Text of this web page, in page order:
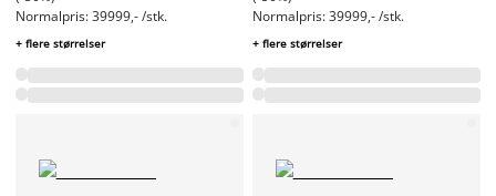
Normalpris: 39999,- /stk.
+ flere størrelser
Normalpris: 39999,- /stk.
+ flere størrelser